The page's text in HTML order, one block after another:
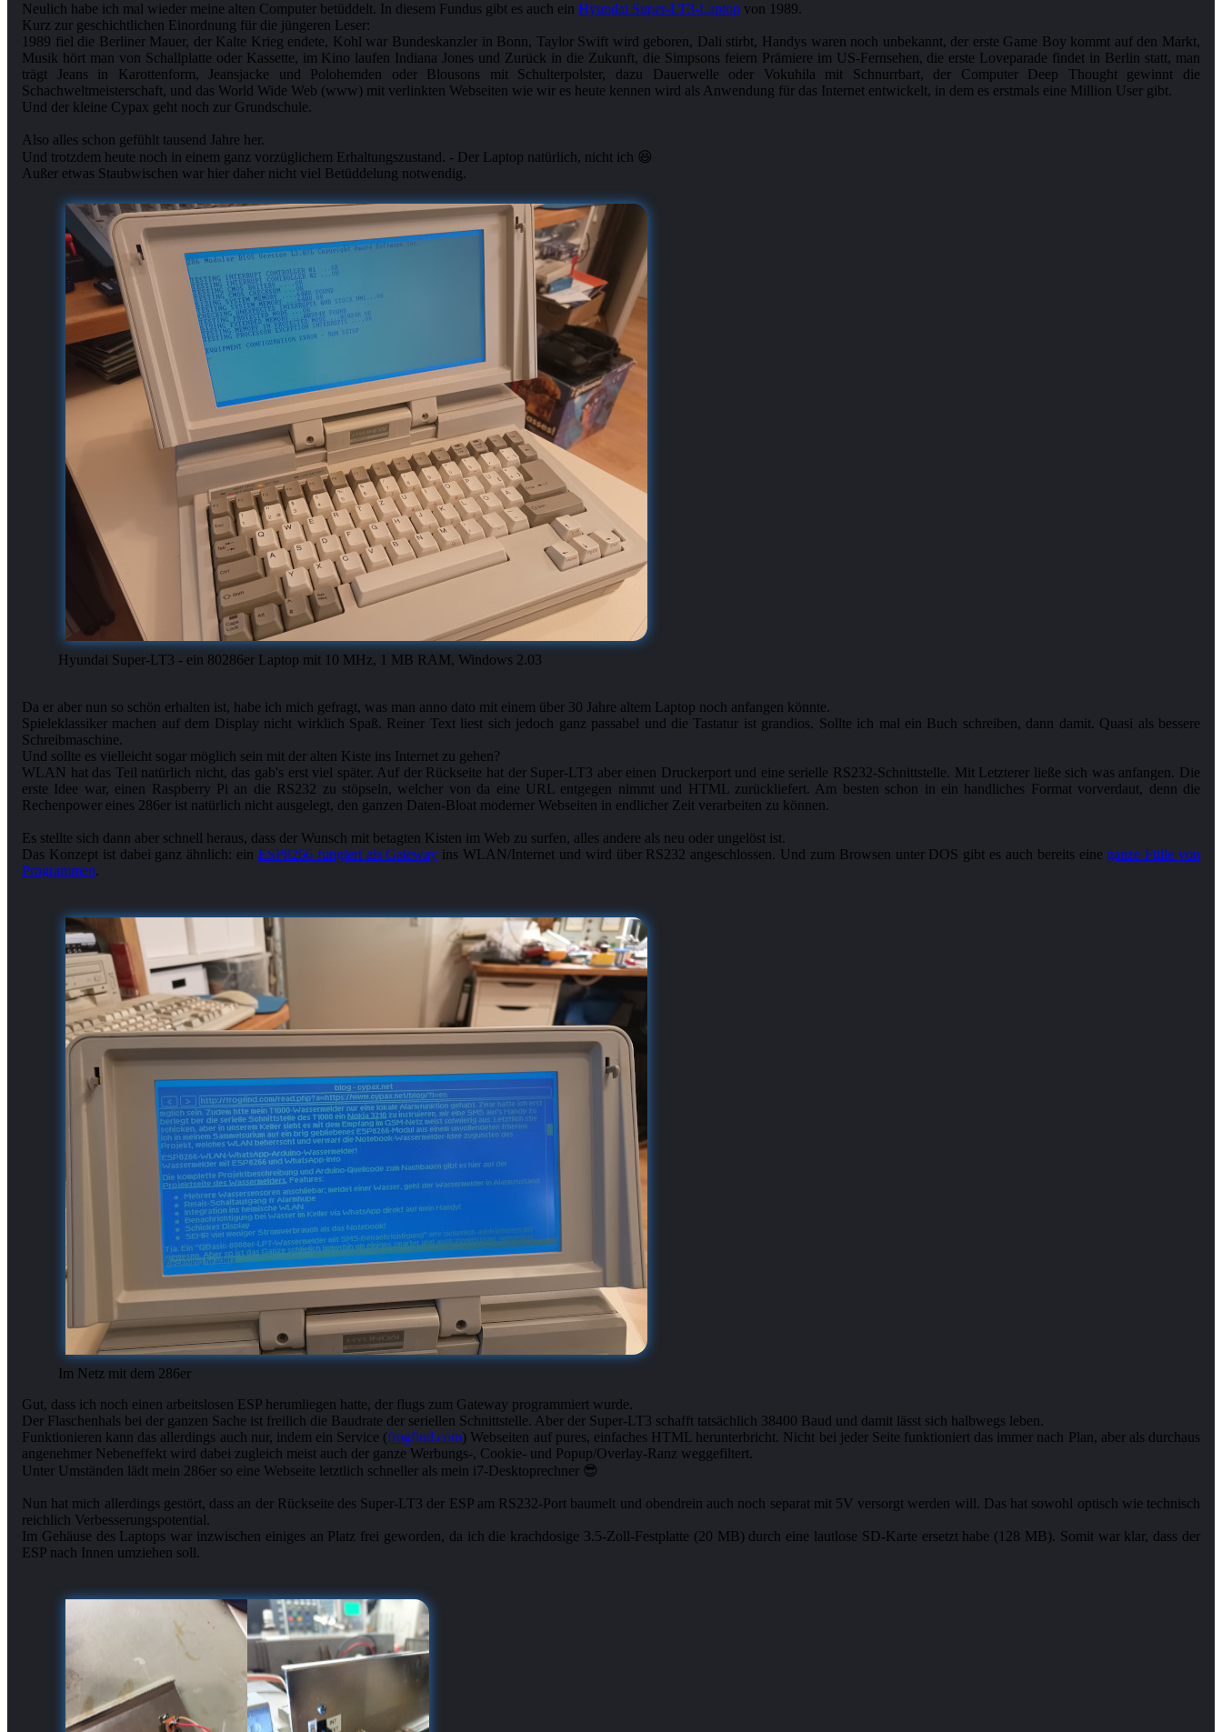
Neulich habe ich mal wieder meine alten Computer betüddelt. In diesem Fundus gibt es auch ein Hyundai Super-LT3-Laptop von 1989.
Kurz zur geschichtlichen Einordnung für die jüngeren Leser:
1989 fiel die Berliner Mauer, der Kalte Krieg endete, Kohl war Bundeskanzler in Bonn, Taylor Swift wird geboren, Dali stirbt, Handys waren noch unbekannt, der erste Game Boy kommt auf den Markt,
Musik hört man von Schallplatte oder Kassette, im Kino laufen Indiana Jones und Zurück in die Zukunft, die Simpsons feiern Prämiere im US-Fernsehen, die erste Loveparade findet in Berlin statt, man
trägt Jeans in Karottenform, Jeansjacke und Polohemden oder Blousons mit Schulterpolster, dazu Dauerwelle oder Vokuhila mit Schnurrbart, der Computer Deep Thought gewinnt die
Schachweltmeisterschaft, und das World Wide Web (www) mit verlinkten Webseiten wie wir es heute kennen wird als Anwendung für das Internet entwickelt, in dem es erstmals eine Million User gibt.
Und der kleine Cypax geht noch zur Grundschule.
Also alles schon gefühlt tausend Jahre her.
Und trotzdem heute noch in einem ganz vorzüglichem Erhaltungszustand. - Der Laptop natürlich, nicht ich 😆
Hyundai Super-LT3 - ein 80286er Laptop mit 10 MHz, 1 MB RAM, Windows 2.03
Da er aber nun so schön erhalten ist, habe ich mich gefragt, was man anno dato mit einem über 30 Jahre altem Laptop noch anfangen könnte.
Spieleklassiker machen auf dem Display nicht wirklich Spaß. Reiner Text liest sich jedoch ganz passabel und die Tastatur ist grandios. Sollte ich mal ein Buch schreiben, dann damit. Quasi als bessere
Schreibmaschine.
Und sollte es vielleicht sogar möglich sein mit der alten Kiste ins Internet zu gehen?
WLAN hat das Teil natürlich nicht, das gab's erst viel später. Auf der Rückseite hat der Super-LT3 aber einen Druckerport und eine serielle RS232-Schnittstelle. Mit Letzterer ließe sich was anfangen. Die
erste Idee war, einen Raspberry Pi an die RS232 zu stöpseln, welcher von da eine URL entgegen nimmt und HTML zurückliefert. Am besten schon in ein handliches Format vorverdaut, denn die
Rechenpower eines 286er ist natürlich nicht ausgelegt, den ganzen Daten-Bloat moderner Webseiten in endlicher Zeit verarbeiten zu können.
Es stellte sich dann aber schnell heraus, dass der Wunsch mit betagten Kisten im Web zu surfen, alles andere als neu oder ungelöst ist.
Das Konzept ist dabei ganz ähnlich: ein ESP8266 fungiert als Gateway ins WLAN/Internet und wird über RS232 angeschlossen. Und zum Browsen unter DOS gibt es auch bereits eine ganze Fülle von
Programmen.
Im Netz mit dem 286er
Gut, dass ich noch einen arbeitslosen ESP herumliegen hatte, der flugs zum Gateway programmiert wurde.
Der Flaschenhals bei der ganzen Sache ist freilich die Baudrate der seriellen Schnittstelle. Aber der Super-LT3 schafft tatsächlich 38400 Baud und damit lässt sich halbwegs leben.
Funktionieren kann das allerdings auch nur, indem ein Service (frogfind.com) Webseiten auf pures, einfaches HTML herunterbricht. Nicht bei jeder Seite funktioniert das immer nach Plan, aber als durchaus
angenehmer Nebeneffekt wird dabei zugleich meist auch der ganze Werbungs-, Cookie- und Popup/Overlay-Ranz weggefiltert.
Nun hat mich allerdings gestört, dass an der Rückseite des Super-LT3 der ESP am RS232-Port baumelt und obendrein auch noch separat mit 5V versorgt werden will. Das hat sowohl optisch wie technisch
reichlich Verbesserungspotential.
Im Gehäuse des Laptops war inzwischen einiges an Platz frei geworden, da ich die krachdosige 3.5-Zoll-Festplatte (20 MB) durch eine lautlose SD-Karte ersetzt habe (128 MB). Somit war klar, dass der
ESP nach Innen umziehen soll.